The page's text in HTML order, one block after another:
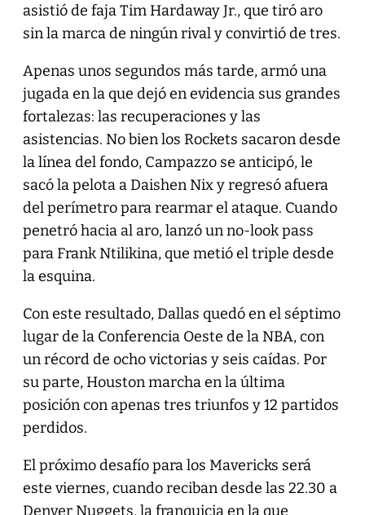
asistió de faja Tim Hardaway Jr., que tiró aro
sin la marca de ningún rival y convirtió de tres.
Apenas unos segundos más tarde, armó una
jugada en la que dejó en evidencia sus grandes
fortalezas: las recuperaciones y las
asistencias. No bien los Rockets sacaron desde
la línea del fondo, Campazzo se anticipó, le
sacó la pelota a Daishen Nix y regresó afuera
del perímetro para rearmar el ataque. Cuando
penetró hacia al aro, lanzó un no-look pass
para Frank Ntilikina, que metió el triple desde
la esquina.
Con este resultado, Dallas quedó en el séptimo
lugar de la Conferencia Oeste de la NBA, con
un récord de ocho victorias y seis caídas. Por
su parte, Houston marcha en la última
posición con apenas tres triunfos y 12 partidos
perdidos.
El próximo desafío para los Mavericks será
este viernes, cuando reciban desde las 22.30 a
Denver Nuggets, la franquicia en la que